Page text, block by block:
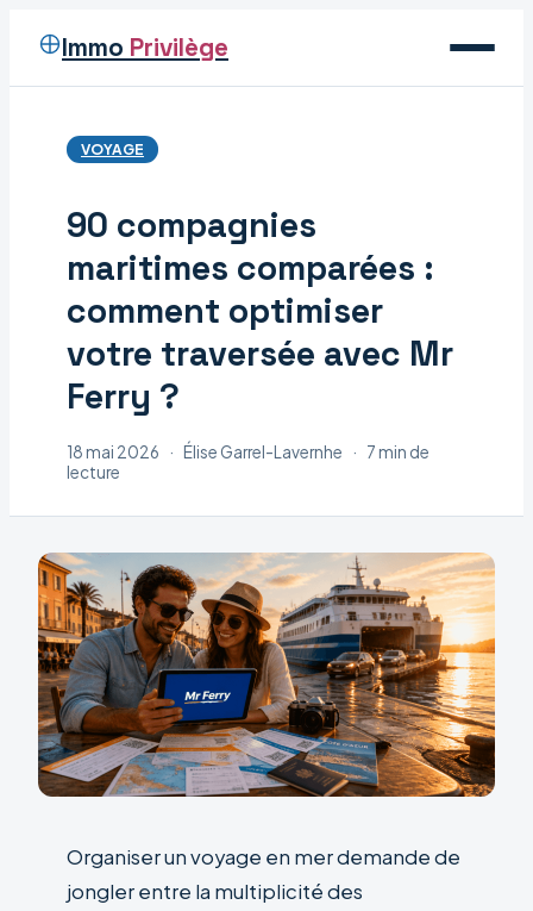
Immo Privilège
Voyage
Maison
VOYAGE
90 compagnies
maritimes comparées :
comment optimiser
votre traversée avec Mr
Ferry ?
18 mai 2026 · Élise Garrel-Lavernhe · 7 min de
lecture
Organiser un voyage en mer demande de
jongler entre la multiplicité des